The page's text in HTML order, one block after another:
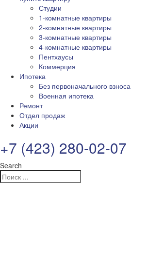
Студии
1-комнатные квартиры
2-комнатные квартиры
3-комнатные квартиры
4-комнатные квартиры
Пентхаусы
Коммерция
Ипотека
Без первоначального взноса
Военная ипотека
Ремонт
Отдел продаж
Акции
+7 (423) 280-02-07
Search